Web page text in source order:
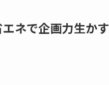
ネで企画力生かす